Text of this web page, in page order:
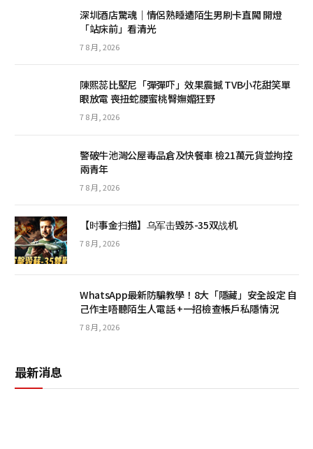
深圳酒店驚魂｜情侶熟睡遭陌生男刷卡直闖 開燈
「站床前」看清光
7 8 月, 2026
陳熙蕊比堅尼「彈彈吓」效果震撼 TVB小花甜笑單
眼放電 喪扭蛇腰蜜桃臀嫵媚狂野
7 8 月, 2026
警破牛池灣公屋毒品倉及快餐車 檢21萬元貨並拘控
兩青年
7 8 月, 2026
【时事金扫描】乌军击毁苏-35双战机
7 8 月, 2026
WhatsApp最新防騙教學！8大「隱藏」安全設定 自
己作主唔聽陌生人電話 +一招檢查帳戶私隱情況
7 8 月, 2026
最新消息